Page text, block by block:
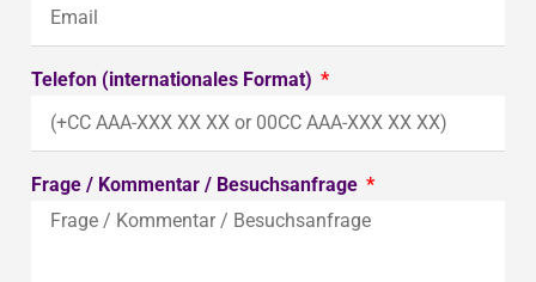
Telefon (internationales Format)
Frage / Kommentar / Besuchsanfrage